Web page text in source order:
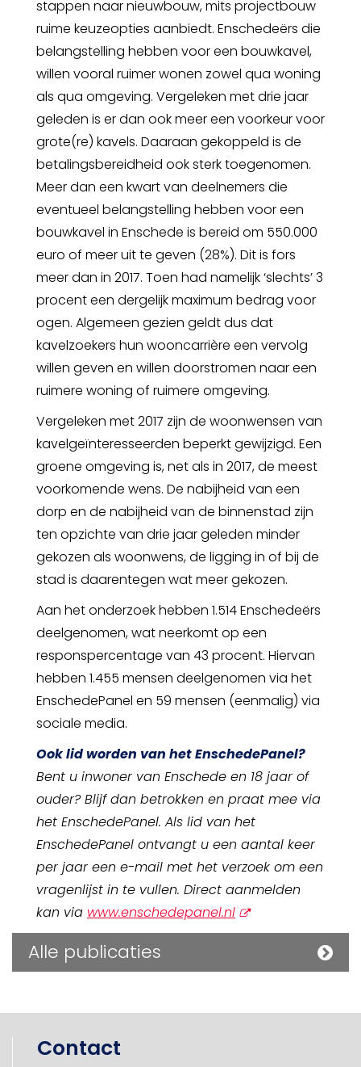
stappen naar nieuwbouw, mits projectbouw
ruime keuzeopties aanbiedt. Enschedeërs die
belangstelling hebben voor een bouwkavel,
willen vooral ruimer wonen zowel qua woning
als qua omgeving. Vergeleken met drie jaar
geleden is er dan ook meer een voorkeur voor
grote(re) kavels. Daaraan gekoppeld is de
betalingsbereidheid ook sterk toegenomen.
Meer dan een kwart van deelnemers die
eventueel belangstelling hebben voor een
bouwkavel in Enschede is bereid om 550.000
euro of meer uit te geven (28%). Dit is fors
meer dan in 2017. Toen had namelijk ‘slechts’ 3
procent een dergelijk maximum bedrag voor
ogen. Algemeen gezien geldt dus dat
kavelzoekers hun wooncarrière een vervolg
willen geven en willen doorstromen naar een
ruimere woning of ruimere omgeving.
Vergeleken met 2017 zijn de woonwensen van
kavelgeïnteresseerden beperkt gewijzigd. Een
groene omgeving is, net als in 2017, de meest
voorkomende wens. De nabijheid van een
dorp en de nabijheid van de binnenstad zijn
ten opzichte van drie jaar geleden minder
gekozen als woonwens, de ligging in of bij de
stad is daarentegen wat meer gekozen.
Aan het onderzoek hebben 1.514 Enschedeërs
deelgenomen, wat neerkomt op een
responspercentage van 43 procent. Hiervan
hebben 1.455 mensen deelgenomen via het
EnschedePanel en 59 mensen (eenmalig) via
sociale media.
Ook lid worden van het EnschedePanel?
Bent u inwoner van Enschede en 18 jaar of
ouder? Blijf dan betrokken en praat mee via
het EnschedePanel. Als lid van het
EnschedePanel ontvangt u een aantal keer
per jaar een e-mail met het verzoek om een
vragenlijst in te vullen. Direct aanmelden
kan via www.enschedepanel.nlopent
nieuw
Alle publicaties
Contact